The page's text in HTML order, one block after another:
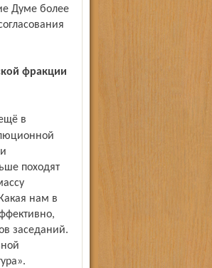
Думе более
походят
нам в
заседаний.